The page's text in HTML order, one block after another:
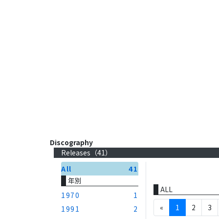
Discography
Releases（41）
All
41
年別
1970
1
1991
2
ALL
«
1 2 3